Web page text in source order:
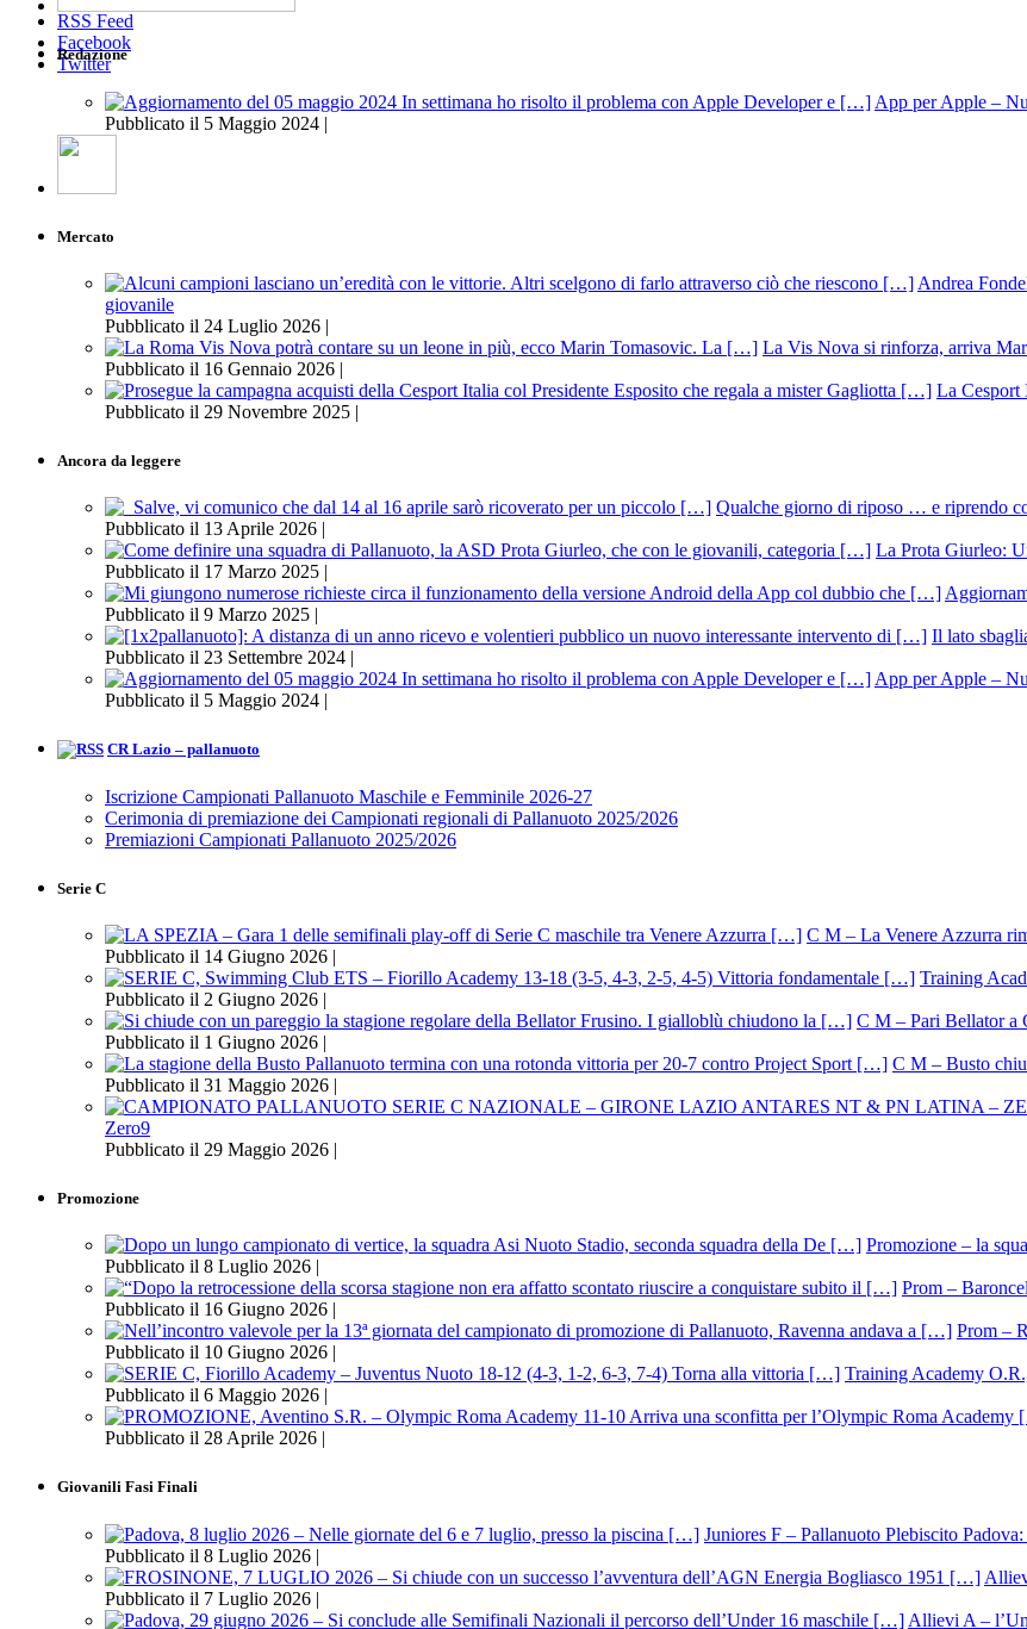
RSS Feed
Facebook
Twitter
Redazione
App per Apple –
Pubblicato il 5 Maggio 2024 |
Mercato
Andrea
giovanile
Pubblicato il 24 Luglio 2026 |
La Vis Nova si rinforza, arriva
Pubblicato il 16 Gennaio 2026 |
La Cesport
Pubblicato il 29 Novembre 2025 |
Ancora da leggere
Qualche giorno di riposo … e riprendo
Pubblicato il 13 Aprile 2026 |
La Prota Giurleo:
Pubblicato il 17 Marzo 2025 |
Pubblicato il 9 Marzo 2025 |
Il lato
Pubblicato il 23 Settembre 2024 |
App per Apple –
Pubblicato il 5 Maggio 2024 |
CR Lazio – pallanuoto
Iscrizione Campionati Pallanuoto Maschile e Femminile 2026-27
Cerimonia di premiazione dei Campionati regionali di Pallanuoto 2025/2026
Premiazioni Campionati Pallanuoto 2025/2026
Serie C
C M – La Venere Azzurra
Pubblicato il 14 Giugno 2026 |
Training
Pubblicato il 2 Giugno 2026 |
C M – Pari Bellator a
Pubblicato il 1 Giugno 2026 |
C M – Busto
Pubblicato il 31 Maggio 2026 |
Zero9
Pubblicato il 29 Maggio 2026 |
Promozione
Promozione – la
Pubblicato il 8 Luglio 2026 |
Prom –
Pubblicato il 16 Giugno 2026 |
Prom –
Pubblicato il 10 Giugno 2026 |
Training Academy
Pubblicato il 6 Maggio 2026 |
Pubblicato il 28 Aprile 2026 |
Giovanili Fasi Finali
Juniores F – Pallanuoto Plebiscito
Pubblicato il 8 Luglio 2026 |
Pubblicato il 7 Luglio 2026 |
Allievi A –